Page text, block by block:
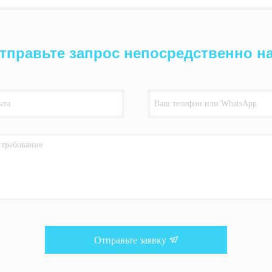
запрос непосредственно
Отправьте заявку